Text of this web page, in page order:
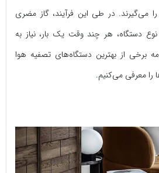
می‌گیرند. در طی این فرآیند، گاز مضری
دستگاه، هر چند وقت یک بار، نیاز به
برخی از بهترین دستگاه‌های تصفیه هوا
را معرفی می‌کنیم.